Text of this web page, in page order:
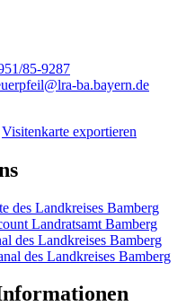
85-9287
ba.bayern.de
Visitenkarte exportieren
des Landkreises Bamberg
Landratsamt Bamberg
des Landkreises Bamberg
des Landkreises Bamberg